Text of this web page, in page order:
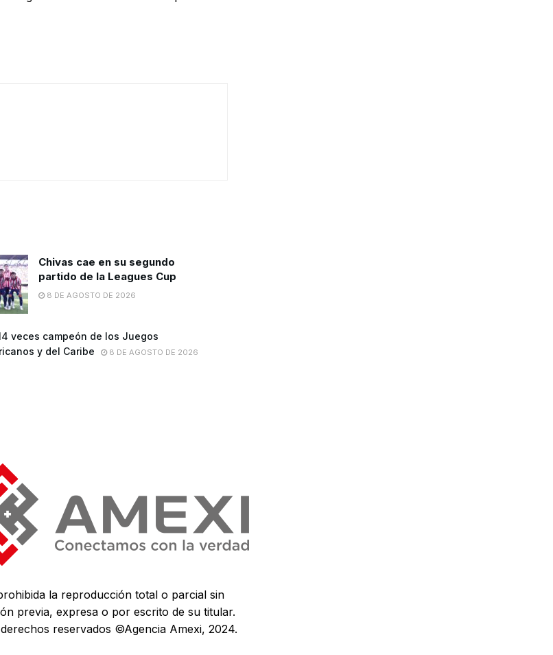
Chivas cae en su segundo
partido de la Leagues Cup
8 DE AGOSTO DE 2026
veces campeón de los Juegos
y del Caribe
8 DE AGOSTO DE 2026
la reproducción total o parcial sin
previa, expresa o por escrito de su titular.
reservados ©Agencia Amexi, 2024.